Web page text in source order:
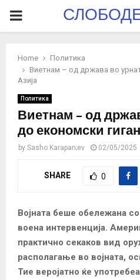
PRIMARY
Home
Политика
Виетнам – од држава во
Азија
Политика
Виетнам – од
до економски
by Sasho Karapan;ev 02/05/2025
SHARE 0
Војната беше обележана
воена интервенција.
практично секаков вид
располагање во војната,
Тие веројатно ќе